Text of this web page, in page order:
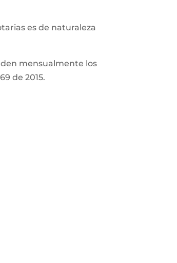
es de naturaleza
mensualmente los
de 2015.